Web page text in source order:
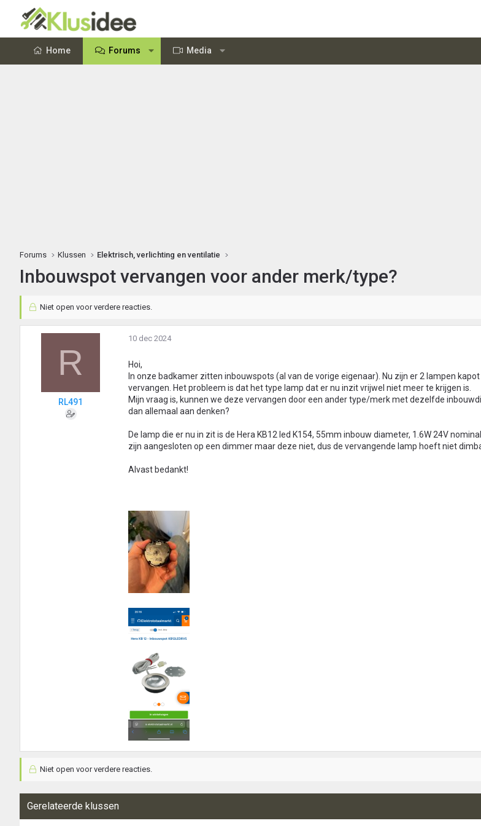
Home Forums Media
Forums Klussen Elektrisch, verlichting en ventilatie
Inbouwspot vervangen voor ander merk/type?
Niet open voor verdere reacties.
R
RL491
10 dec 2024
Hoi,
In onze badkamer zitten inbouwspots (al van de vorige eigenaar). Nu zijn er 2 lampen
vervangen. Het probleem is dat het type lamp dat er nu inzit vrijwel niet meer te krijgen is.
Mijn vraag is, kunnen we deze vervangen door een ander type/merk met dezelfde
dan allemaal aan denken?
De lamp die er nu in zit is de Hera KB12 led K154, 55mm inbouw diameter, 1.6W 24V
zijn aangesloten op een dimmer maar deze niet, dus de vervangende lamp hoeft niet
Alvast bedankt!
Niet open voor verdere reacties.
Gerelateerde klussen